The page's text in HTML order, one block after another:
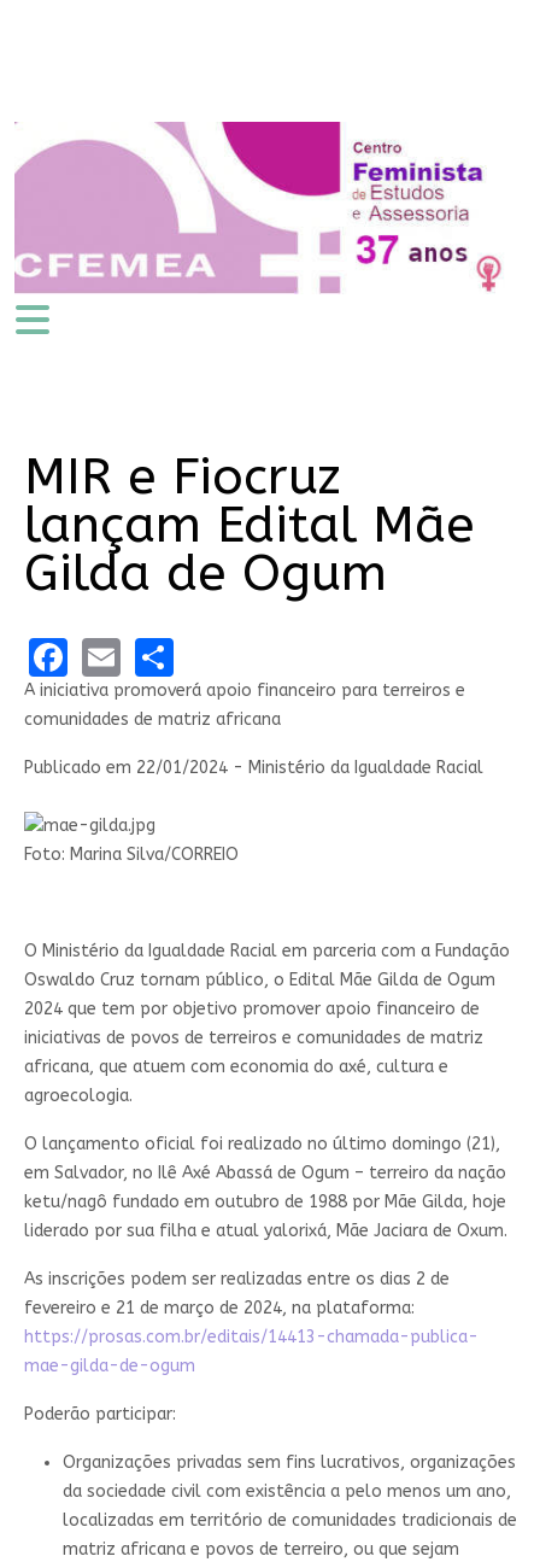
MIR e Fiocruz
lançam Edital Mãe
Gilda de Ogum
Facebook
EmailShare
A iniciativa promoverá apoio financeiro para terreiros e
comunidades de matriz africana
Publicado em 22/01/2024 - Ministério da Igualdade Racial
Foto: Marina Silva/CORREIO
O Ministério da Igualdade Racial em parceria com a Fundação
Oswaldo Cruz tornam público, o Edital Mãe Gilda de Ogum
2024 que tem por objetivo promover apoio financeiro de
iniciativas de povos de terreiros e comunidades de matriz
africana, que atuem com economia do axé, cultura e
agroecologia.
O lançamento oficial foi realizado no último domingo (21),
em Salvador, no Ilê Axé Abassá de Ogum – terreiro da nação
ketu/nagô fundado em outubro de 1988 por Mãe Gilda, hoje
liderado por sua filha e atual yalorixá, Mãe Jaciara de Oxum.
As inscrições podem ser realizadas entre os dias 2 de
fevereiro e 21 de março de 2024, na plataforma:
https://prosas.com.br/editais/14413-chamada-publica-
mae-gilda-de-ogum
Poderão participar:
Organizações privadas sem fins lucrativos, organizações
da sociedade civil com existência a pelo menos um ano,
localizadas em território de comunidades tradicionais de
matriz africana e povos de terreiro, ou que sejam